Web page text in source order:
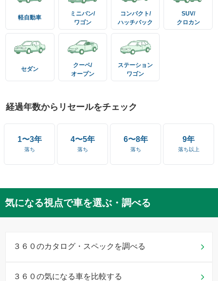
軽自動車
ミニバン/
ワゴン
コンパクト/
ハッチバック
SUV/
クロカン
セダン
クーペ/
オープン
ステーション
ワゴン
経過年数からリセールをチェック
1〜3年
落ち
4〜5年
落ち
6〜8年
落ち
9年
落ち以上
気になる視点で車を選ぶ・調べる
３６０のカタログ・スペックを調べる
３６０の気になる車を比較する